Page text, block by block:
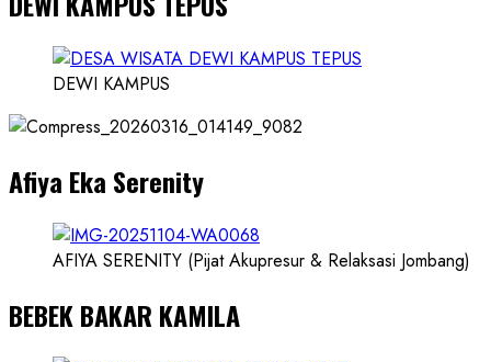
Founder
Konsep
Karnus
Dokter
Ilmuwan
DEWI KAMPUS
Afiya Eka Serenity
AFIYA SERENITY (Pijat Akupresur & Relaksasi Jombang)
BEBEK BAKAR KAMILA